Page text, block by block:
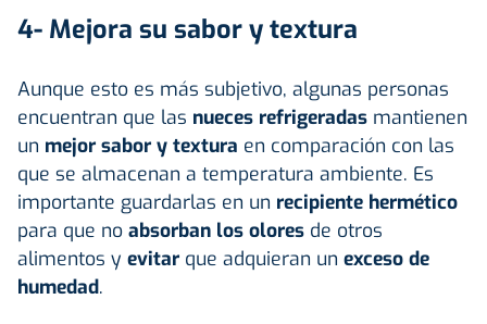
4- Mejora su sabor y textura
Aunque esto es más subjetivo, algunas personas
encuentran que las nueces refrigeradas mantienen
un mejor sabor y textura en comparación con las
que se almacenan a temperatura ambiente. Es
importante guardarlas en un recipiente hermético
para que no absorban los olores de otros
alimentos y evitar que adquieran un exceso de
humedad.